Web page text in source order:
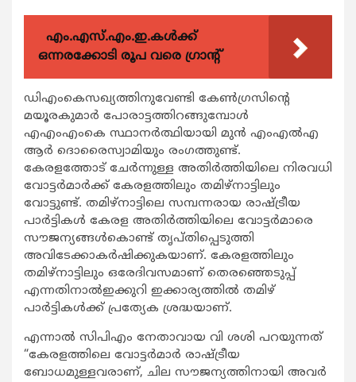
എം.എസ്.എം.ഇ.കൾക്ക്
ഒന്നരക്കോടി രൂപ വരെ ഗ്രാന്റ്
ഡിഎംകെസഖ്യത്തിനുവേണ്ടി കേണ്‍ഗ്രസിന്‍റെ
മയൂരകുമാര്‍ പോരാട്ടത്തിറങ്ങുമ്പോള്‍
എഎംഎംകെ സ്ഥാനര്‍ത്ഥിയായി മുന്‍ എംഎല്‍എ
ആര്‍ ദൊരൈസ്വാമിയും രംഗത്തുണ്ട്.
കേരളത്തോട് ചേര്‍ന്നുള്ള അതിര്‍ത്തിയിലെ നിരവധി
വോട്ടര്‍മാര്‍ക്ക് കേരളത്തിലും തമിഴ്നാട്ടിലും
വോട്ടുണ്ട്. തമിഴ്നാട്ടിലെ സമ്പന്നരായ രാഷ്ട്രീയ
പാര്‍ട്ടികള്‍ കേരള അതിര്‍ത്തിയിലെ വോട്ടര്‍മാരെ
സൗജന്യങ്ങള്‍കൊണ്ട് തൃപ്തിപ്പെടുത്തി
അവിടേക്കാകര്‍ഷിക്കുകയാണ്. കേരളത്തിലും
തമിഴ്നാട്ടിലും ഒരേദിവസമാണ് തെരഞ്ഞെടുപ്പ്
എന്നതിനാല്‍ഇക്കുറി ഇക്കാര്യത്തില്‍ തമിഴ്
പാര്‍ട്ടികള്‍ക്ക് പ്രത്യേക ശ്രദ്ധയാണ്.
എന്നാല്‍ സിപിഎം നേതാവായ വി ശശി പറയുന്നത്
“കേരളത്തിലെ വോട്ടര്‍മാര്‍ രാഷ്ട്രീയ
ബോധമുള്ളവരാണ്, ചില സൗജന്യത്തിനായി അവര്‍